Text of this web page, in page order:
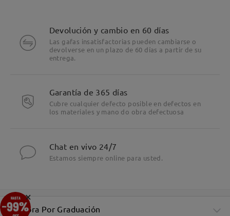
Devolución y cambio en 60 días
Las gafas insatisfactorias pueden cambiarse o
devolverse en un plazo de 60 días a partir de su
entrega.
Garantía de 365 días
Cubre cualquier defecto posible en defectos en
los materiales y mano do obra defectuosa
Chat en vivo 24/7
Estamos siempre online para usted.
Compra Por Graduación
×